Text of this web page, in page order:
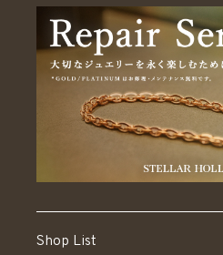
Shop List